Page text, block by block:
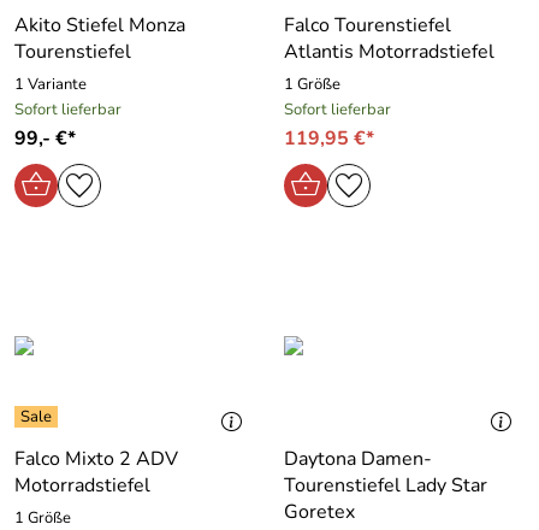
Akito Stiefel Monza
Tourenstiefel
1 Variante
Sofort lieferbar
99,- €*
Falco Tourenstiefel
Atlantis Motorradstiefel
1 Größe
Sofort lieferbar
119,95 €*
Falco Mixto 2 ADV
Motorradstiefel
1 Größe
Daytona Damen-
Tourenstiefel Lady Star
Goretex